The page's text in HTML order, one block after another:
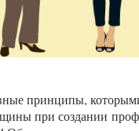
принципы,
при создании